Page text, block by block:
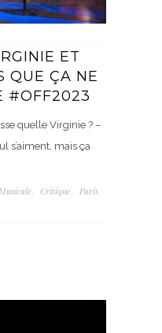
ET
QUE ÇA NE
#OFF2023
quelle Virginie ? –
s’aiment, mais ça
, Critique, Paris,